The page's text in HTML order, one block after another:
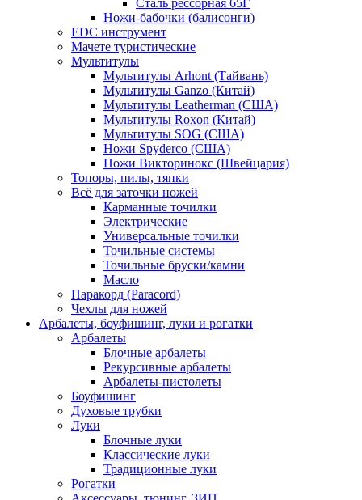
Ножи-бабочки (балисонги)
EDC инструмент
Мачете туристические
Мультитулы
Мультитулы Arhont (Тайвань)
Мультитулы Ganzo (Китай)
Мультитулы Leatherman (США)
Мультитулы Roxon (Китай)
Мультитулы SOG (США)
Ножи Spyderco (США)
Ножи Викторинокс (Швейцария)
Топоры, пилы, тяпки
Всё для заточки ножей
Карманные точилки
Электрические
Универсальные точилки
Точильные системы
Точильные бруски/камни
Масло
Паракорд (Paracord)
Чехлы для ножей
Арбалеты, боуфишинг, луки и рогатки
Арбалеты
Блочные арбалеты
Рекурсивные арбалеты
Арбалеты-пистолеты
Боуфишинг
Духовые трубки
Луки
Блочные луки
Классические луки
Традиционные луки
Рогатки